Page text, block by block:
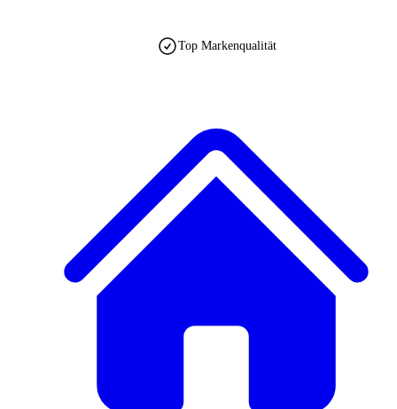
Top Markenqualität